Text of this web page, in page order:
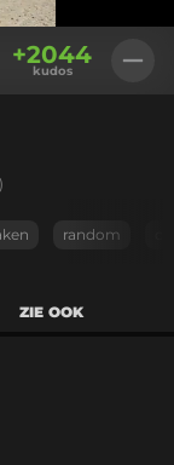
+2044
kudos
random
ZIE OOK